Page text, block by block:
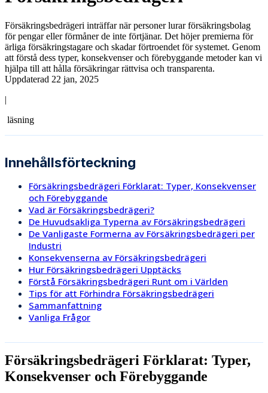
Försäkringsbedrägeri inträffar när personer lurar försäkringsbolag
för pengar eller förmåner de inte förtjänar. Det höjer premierna för
ärliga försäkringstagare och skadar förtroendet för systemet. Genom
att förstå dess typer, konsekvenser och förebyggande metoder kan vi
hjälpa till att hålla försäkringar rättvisa och transparenta.
Uppdaterad 22 jan, 2025
|
läsning
Innehållsförteckning
Försäkringsbedrägeri Förklarat: Typer, Konsekvenser
och Förebyggande
Vad är Försäkringsbedrägeri?
De Huvudsakliga Typerna av Försäkringsbedrägeri
De Vanligaste Formerna av Försäkringsbedrägeri per
Industri
Konsekvenserna av Försäkringsbedrägeri
Hur Försäkringsbedrägeri Upptäcks
Förstå Försäkringsbedrägeri Runt om i Världen
Tips för att Förhindra Försäkringsbedrägeri
Sammanfattning
Vanliga Frågor
Försäkringsbedrägeri Förklarat: Typer,
Konsekvenser och Förebyggande